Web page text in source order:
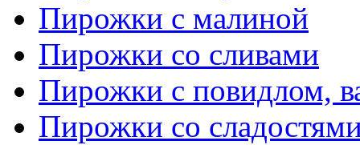
Пирожки с малиной
Пирожки со сливами
Пирожки с повидлом,
Пирожки со